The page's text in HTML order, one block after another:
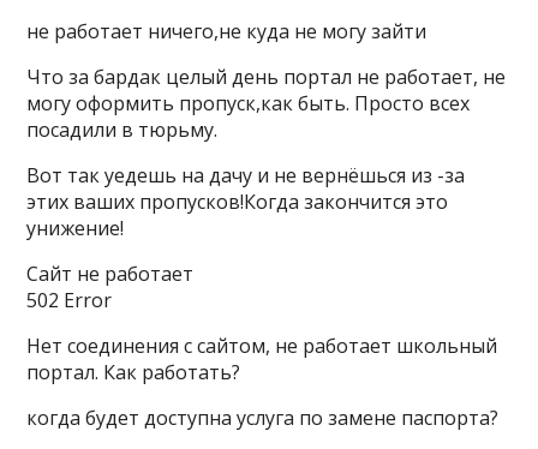
не работает ничего,не куда не могу зайти
Что за бардак целый день портал не работает, не
могу оформить пропуск,как быть. Просто всех
посадили в тюрьму.
Вот так уедешь на дачу и не вернёшься из -за
этих ваших пропусков!Когда закончится это
унижение!
Сайт не работает
502 Error
Нет соединения с сайтом, не работает школьный
портал. Как работать?
когда будет доступна услуга по замене паспорта?